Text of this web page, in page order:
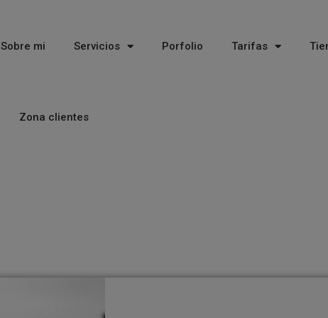
Sobre mi Servicios Porfolio Tarifas
Zona clientes